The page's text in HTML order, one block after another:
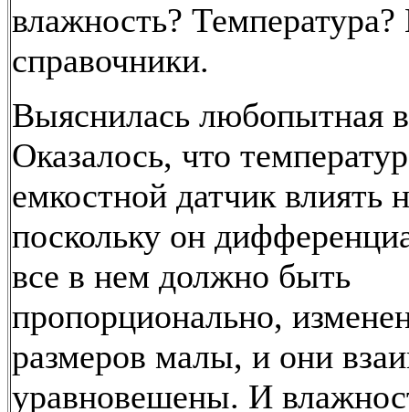
влажность?
справочники.
Выяснилась любопытная
Оказалось, что
емкостной датчик влиять
поскольку он
все в нем должно быть
пропорционально,
размеров малы, и они
уравновешены. И